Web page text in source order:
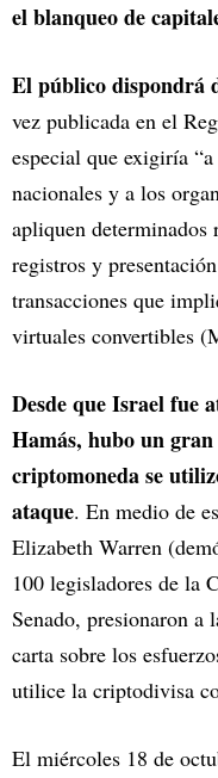
el blanqueo de
El público dispondrá
vez publicada en el
especial que exigiría
nacionales y a los
apliquen determinados
registros y
transacciones que
virtuales convertibles
Desde que Israel fue
Hamás, hubo un
criptomoneda se
ataque. En medio de
Elizabeth Warren
100 legisladores de la
Senado, presionaron a
carta sobre los
utilice la criptodivisa
El miércoles 18 de